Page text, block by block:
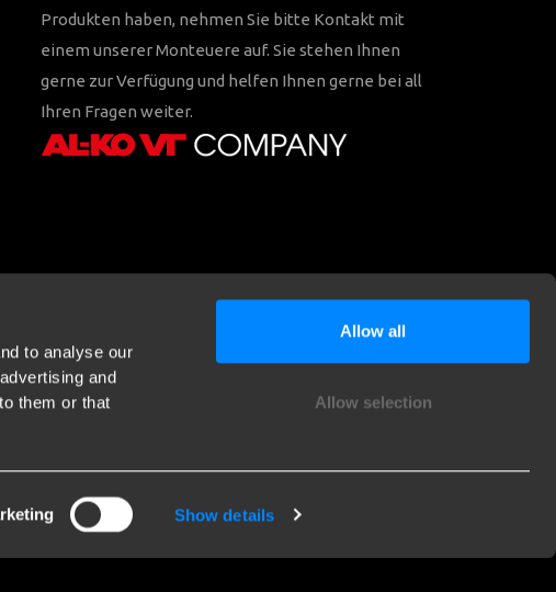
to analyse our
and
them or that
Show details
Allow all
Allow selection
Produkten haben, nehmen Sie bitte Kontakt mit
einem unserer Monteuere auf. Sie stehen Ihnen
gerne zur Verfügung und helfen Ihnen gerne bei all
Ihren Fragen weiter.